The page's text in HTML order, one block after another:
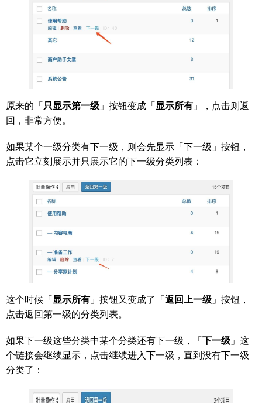
原来的「 只显示第一级 」按钮变成「 显示所有 」，点击则返
回，非常方便。
如果某个一级分类有下一级，则会先显示「下一级」按钮，
点击它立刻展示并只展示它的下一级分类列表：
这个时候「 显示所有 」按钮又变成了「 返回上一级 」按钮，
点击返回第一级的分类列表。
如果下一级这些分类中某个分类还有下一级，「 下一级 」这
个链接会继续显示，点击继续进入下一级，直到没有下一级
分类了：